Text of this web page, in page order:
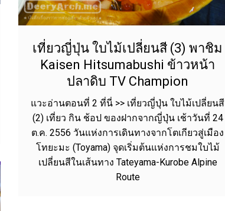
เที่ยวญี่ปุ่น ใบไม้เปลี่ยนสี (3) พาชิม
Kaisen Hitsumabushi ข้าวหน้า
ปลาดิบ TV Champion
แวะอ่านตอนที่ 2 ที่นี่ >> เที่ยวญี่ปุ่น ใบไม้เปลี่ยนสี
(2) เที่ยว กิน ช้อป ของฝากจากญี่ปุ่น เช้าวันที่ 24
ต.ค. 2556 วันแห่งการเดินทางจากโตเกียวสู่เมือง
โทยะมะ (Toyama) จุดเริ่มต้นแห่งการชมใบไม้
เปลี่ยนสีในเส้นทาง Tateyama-Kurobe Alpine
Route